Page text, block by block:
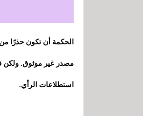
الحكمة أن تكون حذرًا
مصدر غير موثوق. ولكن
استطلاعات الرأي.